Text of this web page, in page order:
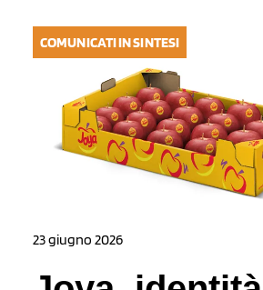
COMUNICATI IN SINTESI
23 giugno 2026